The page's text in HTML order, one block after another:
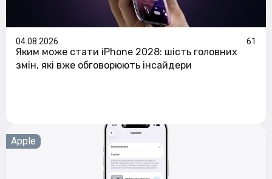
04.08.2026 61
Яким може стати iPhone 2028: шість головних
змін, які вже обговорюють інсайдери
Apple